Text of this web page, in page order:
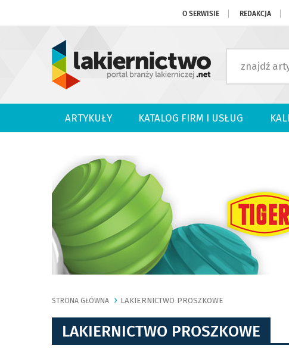
O SERWISIE REDAKCJA
ARTYKUŁY KATALOG FIRM I USŁUG
STRONA GŁÓWNA LAKIERNICTWO PROSZKOWE
LAKIERNICTWO PROSZKOWE